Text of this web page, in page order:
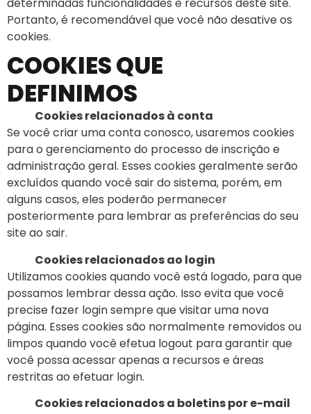
Portanto, é recomendável que você não desative os
cookies.
COOKIES QUE
DEFINIMOS
Cookies relacionados à conta
Se você criar uma conta conosco, usaremos cookies
para o gerenciamento do processo de inscrição e
administração geral. Esses cookies geralmente serão
excluídos quando você sair do sistema, porém, em
alguns casos, eles poderão permanecer
posteriormente para lembrar as preferências do seu
site ao sair.
Cookies relacionados ao login
Utilizamos cookies quando você está logado, para que
possamos lembrar dessa ação. Isso evita que você
precise fazer login sempre que visitar uma nova
página. Esses cookies são normalmente removidos ou
limpos quando você efetua logout para garantir que
você possa acessar apenas a recursos e áreas
restritas ao efetuar login.
Cookies relacionados a boletins por e-mail